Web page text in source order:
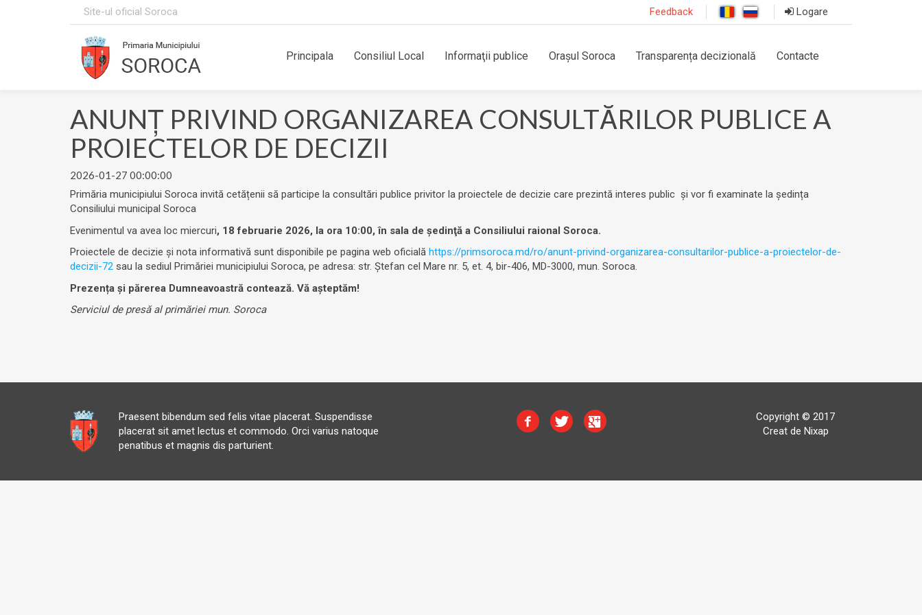
Site-ul oficial Soroca Feedback Logare
Principala Consiliul Local Informaţii publice Orașul Soroca Transparența decizională Contacte
ANUNŢ PRIVIND ORGANIZAREA CONSULTĂRILOR PUBLICE A
PROIECTELOR DE DECIZII
2026-01-27 00:00:00
Primăria municipiului Soroca invită cetățenii să participe la consultări publice privitor la proiectele de decizie care prezintă interes public și vor fi examinate la ședința
Consiliului municipal Soroca
Evenimentul va avea loc miercuri, 18 februarie 2026, la ora 10:00, în sala de şedinţă a Consiliului raional Soroca.
Proiectele de decizie și nota informativă sunt disponibile pe pagina web oficială https://primsoroca.md/ro/anunt-privind-organizarea-consultarilor-publice-a-proiectelor-de-
decizii-72 sau la sediul Primăriei municipiului Soroca, pe adresa: str. Ștefan cel Mare nr. 5, et. 4, bir-406, MD-3000, mun. Soroca.
Prezența și părerea Dumneavoastră contează. Vă așteptăm!
Serviciul de presă al primăriei mun. Soroca
Praesent bibendum sed felis vitae placerat. Suspendisse
placerat sit amet lectus et commodo. Orci varius natoque
penatibus et magnis dis parturient.
Copyright © 2017
Creat de Nixap